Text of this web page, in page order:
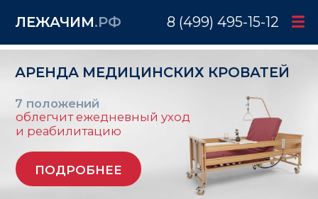
ЛЕЖАЧИМ.РФ 8 (499) 495-15-12
АРЕНДА МЕДИЦИНСКИХ КРОВАТЕЙ
ПОДРОБНЕЕ
7 положений
Главная - Статьи